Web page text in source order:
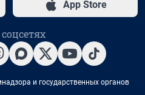
App Store
и государственных органов